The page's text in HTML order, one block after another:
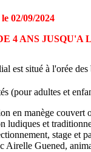
02/09/2024
4 ANS JUSQU'A
est situé à l'orée
(pour adultes et
en manège couvert
ludiques et
stage et
Airelle Guened,